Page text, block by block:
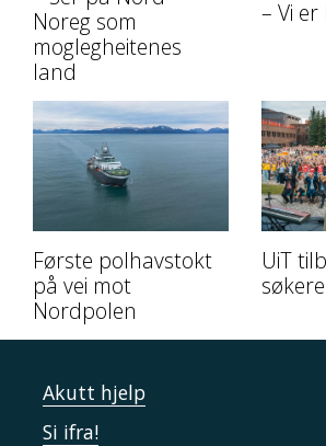
Noreg som
moglegheitenes
land
– Vi
Første polhavstokt
på vei mot
Nordpolen
UiT
Akutt hjelp
Si ifra!